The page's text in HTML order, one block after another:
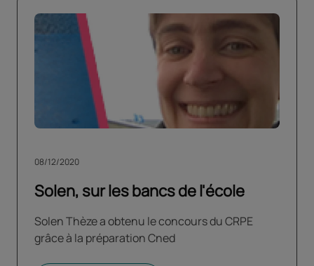
Solen, sur les bancs de l'école
08/12/2020
Solen Thèze a obtenu le concours du CRPE
grâce à la préparation Cned